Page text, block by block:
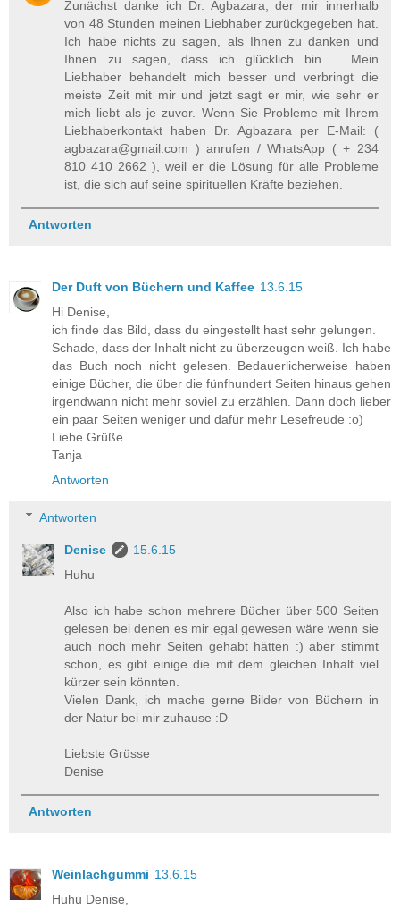
Zunächst danke ich Dr. Agbazara, der mir innerhalb
von 48 Stunden meinen Liebhaber zurückgegeben hat.
Ich habe nichts zu sagen, als Ihnen zu danken und
Ihnen zu sagen, dass ich glücklich bin .. Mein
Liebhaber behandelt mich besser und verbringt die
meiste Zeit mit mir und jetzt sagt er mir, wie sehr er
mich liebt als je zuvor. Wenn Sie Probleme mit Ihrem
Liebhaberkontakt haben Dr. Agbazara per E-Mail: (
agbazara@gmail.com ) anrufen / WhatsApp ( + 234
810 410 2662 ), weil er die Lösung für alle Probleme
ist, die sich auf seine spirituellen Kräfte beziehen.
Antworten
Der Duft von Büchern und Kaffee 13.6.15
Hi Denise,
ich finde das Bild, dass du eingestellt hast sehr gelungen.
Schade, dass der Inhalt nicht zu überzeugen weiß. Ich habe
das Buch noch nicht gelesen. Bedauerlicherweise haben
einige Bücher, die über die fünfhundert Seiten hinaus gehen
irgendwann nicht mehr soviel zu erzählen. Dann doch lieber
ein paar Seiten weniger und dafür mehr Lesefreude :o)
Liebe Grüße
Tanja
Antworten
Antworten
Denise
15.6.15
Huhu
Also ich habe schon mehrere Bücher über 500 Seiten
gelesen bei denen es mir egal gewesen wäre wenn sie
auch noch mehr Seiten gehabt hätten :) aber stimmt
schon, es gibt einige die mit dem gleichen Inhalt viel
kürzer sein könnten.
Vielen Dank, ich mache gerne Bilder von Büchern in
der Natur bei mir zuhause :D
Liebste Grüsse
Denise
Antworten
Weinlachgummi 13.6.15
Huhu Denise,